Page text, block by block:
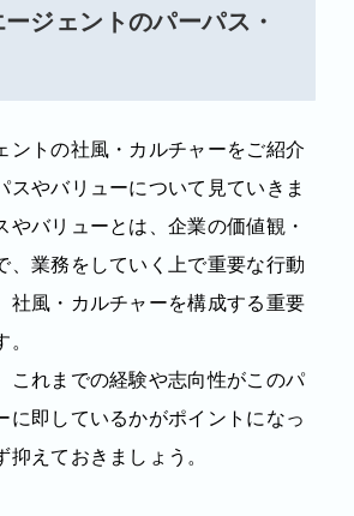
ジェントのパーパス・
ントの社風・カルチャーをご紹介
スやバリューについて見ていきま
やバリューとは、企業の価値観・
、業務をしていく上で重要な行動
社風・カルチャーを構成する重要
これまでの経験や志向性がこのパ
に即しているかがポイントになっ
えておきましょう。